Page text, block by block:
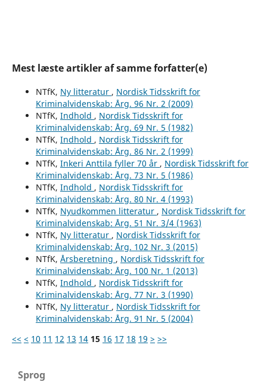
Mest læste artikler af samme forfatter(e)
NTfK, Ny litteratur , Nordisk Tidsskrift for
Kriminalvidenskab: Årg. 96 Nr. 2 (2009)
NTfK, Indhold , Nordisk Tidsskrift for
Kriminalvidenskab: Årg. 69 Nr. 5 (1982)
NTfK, Indhold , Nordisk Tidsskrift for
Kriminalvidenskab: Årg. 86 Nr. 2 (1999)
NTfK, Inkeri Anttila fyller 70 år , Nordisk Tidsskrift for
Kriminalvidenskab: Årg. 73 Nr. 5 (1986)
NTfK, Indhold , Nordisk Tidsskrift for
Kriminalvidenskab: Årg. 80 Nr. 4 (1993)
NTfK, Nyudkommen litteratur , Nordisk Tidsskrift for
Kriminalvidenskab: Årg. 51 Nr. 3/4 (1963)
NTfK, Ny litteratur , Nordisk Tidsskrift for
Kriminalvidenskab: Årg. 102 Nr. 3 (2015)
NTfK, Årsberetning , Nordisk Tidsskrift for
Kriminalvidenskab: Årg. 100 Nr. 1 (2013)
NTfK, Indhold , Nordisk Tidsskrift for
Kriminalvidenskab: Årg. 77 Nr. 3 (1990)
NTfK, Ny litteratur , Nordisk Tidsskrift for
Kriminalvidenskab: Årg. 91 Nr. 5 (2004)
<< < 10 11 12 13 14 15 16 17 18 19 > >>
Sprog